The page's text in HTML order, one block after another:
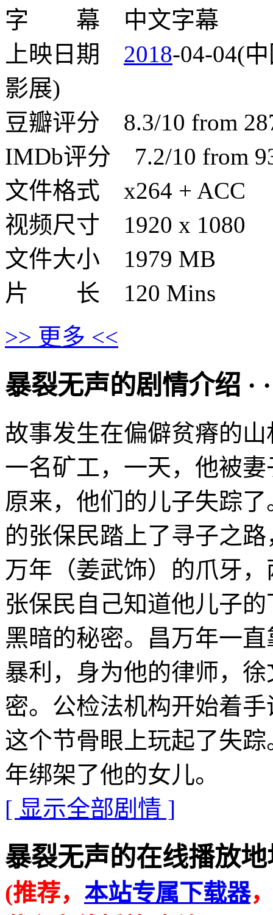
字 幕 中文字幕
上映日期 2018-04-04(
影展)
豆瓣评分 8.3/10 from
IMDb评分 7.2/10 from
文件格式 x264 + ACC
视频尺寸 1920 x 1080
文件大小 1979 MB
片 长 120 Mins
>> 更多 <<
暴裂无声的剧情介绍 · ·
故事发生在偏僻贫瘠的
一名矿工，一天，他被
原来，他们的儿子失踪
的张保民踏上了寻子之
万年（姜武饰）的爪牙
张保民自己知道他儿子
黑暗的秘密。昌万年一
暴利，身为他的律师，
密。公检法机构开始着
这个节骨眼上玩起了失
年绑架了他的女儿。
[ 显示全部剧情 ]
暴裂无声的在线播放地
(推荐， 本站专属下载器